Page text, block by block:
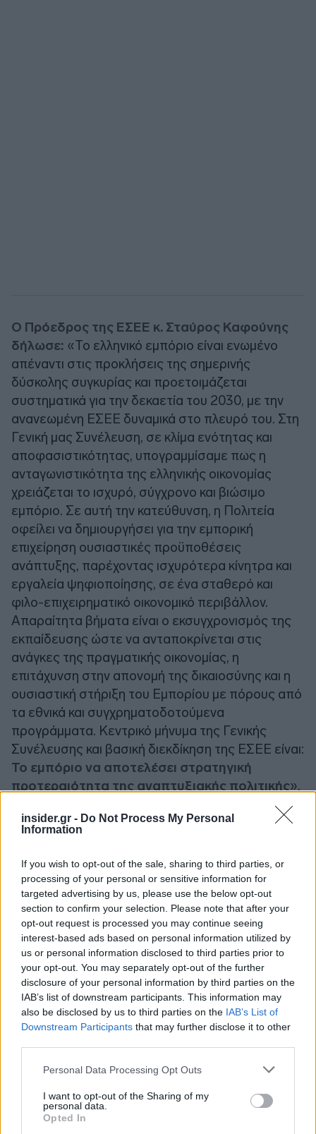
insider.gr - Do Not Process My Personal
Information
If you wish to opt-out of the sale, sharing to third parties, or
processing of your personal or sensitive information for
targeted advertising by us, please use the below opt-out
section to confirm your selection. Please note that after your
opt-out request is processed you may continue seeing
interest-based ads based on personal information utilized by
us or personal information disclosed to third parties prior to
your opt-out. You may separately opt-out of the further
disclosure of your personal information by third parties on the
IAB’s list of downstream participants. This information may
also be disclosed by us to third parties on the IAB’s List of
Downstream Participants that may further disclose it to other
Please note that this website/app uses one or more Google
not limited to your visit or usage behaviour. You may click to
grant or deny consent to Google and its third-party tags to
use your data for below specified purposes in below Google
Personal Data Processing Opt Outs
I want to opt-out of the Sharing of my
personal data.
Opted In
Ο Πρόεδρος της ΕΣΕΕ κ. Σταύρος Καφούνης
δήλωσε: «Το ελληνικό εμπόριο είναι ενωμένο
απέναντι στις προκλήσεις της σημερινής
δύσκολης συγκυρίας και προετοιμάζεται
συστηματικά για την δεκαετία του 2030, με την
ανανεωμένη ΕΣΕΕ δυναμικά στο πλευρό του. Στη
Γενική μας Συνέλευση, σε κλίμα ενότητας και
αποφασιστικότητας, υπογραμμίσαμε πως η
ανταγωνιστικότητα της ελληνικής οικονομίας
χρειάζεται το ισχυρό, σύγχρονο και βιώσιμο
εμπόριο. Σε αυτή την κατεύθυνση, η Πολιτεία
οφείλει να δημιουργήσει για την εμπορική
επιχείρηση ουσιαστικές προϋποθέσεις
ανάπτυξης, παρέχοντας ισχυρότερα κίνητρα και
εργαλεία ψηφιοποίησης, σε ένα σταθερό και
φιλο-επιχειρηματικό οικονομικό περιβάλλον.
Απαραίτητα βήματα είναι ο εκσυγχρονισμός της
εκπαίδευσης ώστε να ανταποκρίνεται στις
ανάγκες της πραγματικής οικονομίας, η
επιτάχυνση στην απονομή της δικαιοσύνης και η
ουσιαστική στήριξη του Εμπορίου με πόρους από
τα εθνικά και συγχρηματοδοτούμενα
προγράμματα. Κεντρικό μήνυμα της Γενικής
Συνέλευσης και βασική διεκδίκηση της ΕΣΕΕ είναι:
Το εμπόριο να αποτελέσει στρατηγική
προτεραιότητα της αναπτυξιακής πολιτικής».
Η Γενική Συνέλευση ενέκρινε τον διοικητικό και
τον προϋπολογισμό του έτους 2026. Παράλληλα
με τις εργασίες της Ετήσιας Τακτικής Γενικής
Συνέλευσης, πραγματοποιήθηκε δράση
εθελοντικής αιμοδοσίας, με τη συμμετοχή μελών
της ΕΣΕΕ και του προσωπικού της
Συνομοσπονδίας. Οργανώθηκε από την ΕΣΕΕ και
την Πανελλήνια Ομοσπονδία Συλλόγων
Εθελοντών Αιμοδοσίας (ΠΟΣΕΑ), στο πλαίσιο
του πρωτοκόλλου συνεργασίας που έχουν
συνυπογράψει για την ανάδειξη της σημασίας και
την προώθηση της εθελοντικής αιμοδοσίας με τη
συνδρομή του εμπορικού κόσμου.